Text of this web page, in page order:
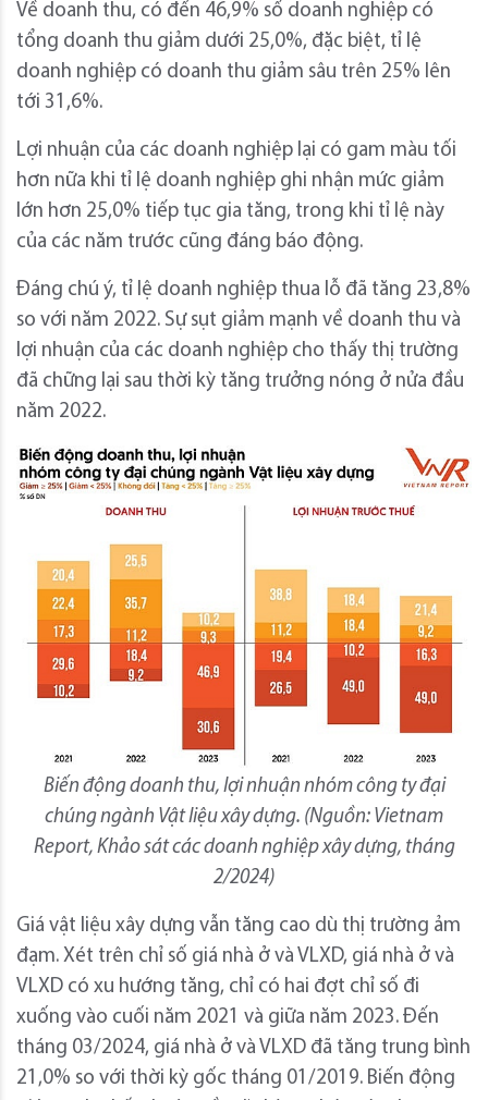
Về doanh thu, có đến 46,9% số doanh nghiệp có
tổng doanh thu giảm dưới 25,0%, đặc biệt, tỉ lệ
doanh nghiệp có doanh thu giảm sâu trên 25% lên
tới 31,6%.
Lợi nhuận của các doanh nghiệp lại có gam màu tối
hơn nữa khi tỉ lệ doanh nghiệp ghi nhận mức giảm
lớn hơn 25,0% tiếp tục gia tăng, trong khi tỉ lệ này
của các năm trước cũng đáng báo động.
Đáng chú ý, tỉ lệ doanh nghiệp thua lỗ đã tăng 23,8%
so với năm 2022. Sự sụt giảm mạnh về doanh thu và
lợi nhuận của các doanh nghiệp cho thấy thị trường
đã chững lại sau thời kỳ tăng trưởng nóng ở nửa đầu
năm 2022.
Biến động doanh thu, lợi nhuận nhóm công ty đại
chúng ngành Vật liệu xây dựng. (Nguồn: Vietnam
Report, Khảo sát các doanh nghiệp xây dựng, tháng
2/2024)
Giá vật liệu xây dựng vẫn tăng cao dù thị trường ảm
đạm. Xét trên chỉ số giá nhà ở và VLXD, giá nhà ở và
VLXD có xu hướng tăng, chỉ có hai đợt chỉ số đi
xuống vào cuối năm 2021 và giữa năm 2023. Đến
tháng 03/2024, giá nhà ở và VLXD đã tăng trung bình
21,0% so với thời kỳ gốc tháng 01/2019. Biến động